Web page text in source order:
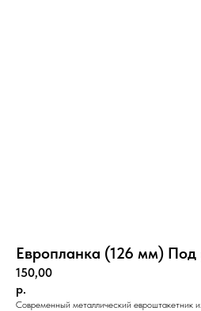
Европланка (126 мм) Под
150,00
р.
Современный металлический евроштакетник